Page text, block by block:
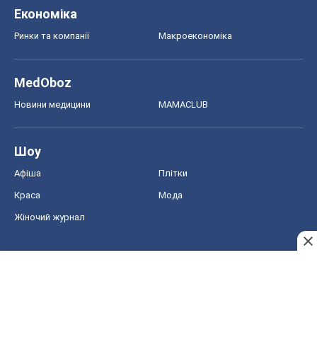
Економіка
Ринки та компанії Макроекономіка
MedOboz
Новини медицини MAMACLUB
Шоу
Афіша Плітки
Краса Мода
Жіночий журнал